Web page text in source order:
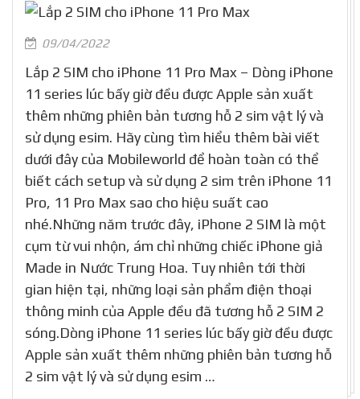
09/04/2022
Lắp 2 SIM cho iPhone 11 Pro Max – Dòng iPhone
11 series lúc bấy giờ đều được Apple sản xuất
thêm những phiên bản tương hỗ 2 sim vật lý và
sử dụng esim. Hãy cùng tìm hiểu thêm bài viết
dưới đây của Mobileworld để hoàn toàn có thể
biết cách setup và sử dụng 2 sim trên iPhone 11
Pro, 11 Pro Max sao cho hiệu suất cao
nhé.Những năm trước đây, iPhone 2 SIM là một
cụm từ vui nhộn, ám chỉ những chiếc iPhone giả
Made in Nước Trung Hoa. Tuy nhiên tới thời
gian hiện tại, những loại sản phẩm điện thoại
thông minh của Apple đều đã tương hỗ 2 SIM 2
sóng.Dòng iPhone 11 series lúc bấy giờ đều được
Apple sản xuất thêm những phiên bản tương hỗ
2 sim vật lý và sử dụng esim …